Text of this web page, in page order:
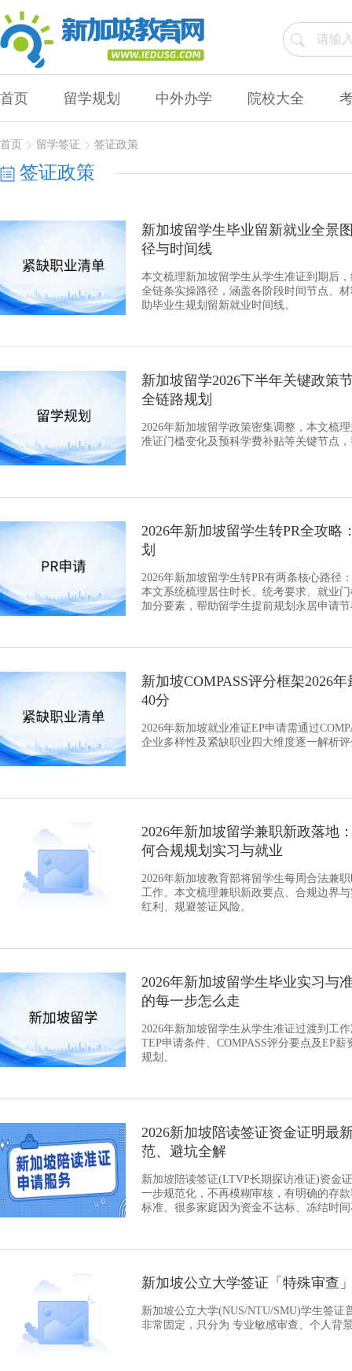
首页 留学规划 中外办学 院校大全
首页 留学签证 签证政策
签证政策
新加坡留学生毕业留新就业全景
径与时间线
本文梳理新加坡留学生从学生准证到期后
全链条实操路径，涵盖各阶段时间节点、
助毕业生规划留新就业时间线。
新加坡留学2026下半年关键政策
全链路规划
2026年新加坡留学政策密集调整，本文梳
准证门槛变化及预科学费补贴等关键节点
2026年新加坡留学生转PR全攻
划
2026年新加坡留学生转PR有两条核心路径
本文系统梳理居住时长、统考要求、就业
加分要素，帮助留学生提前规划永居申请
新加坡COMPASS评分框架2026
40分
2026年新加坡就业准证EP申请需通过
企业多样性及紧缺职业四大维度逐一解析
2026年新加坡留学兼职新政落地
何合规规划实习与就业
2026年新加坡教育部将留学生每周合法兼
工作。本文梳理兼职新政要点、合规边界
红利、规避签证风险。
2026年新加坡留学生毕业实习与
的每一步怎么走
2026年新加坡留学生从学生准证过渡到工
TEP申请条件、COMPASS评分要点及EP
规划。
2026新加坡陪读签证资金证明最
范、避坑全解
新加坡陪读签证(LTVP长期探访准证)资金
一步规范化，不再模糊审核，有明确的存
标准。很多家庭因为资金不达标、冻结时
新加坡公立大学签证「特殊审查
新加坡公立大学(NUS/NTU/SMU)学生签证
非常固定，只分为 专业敏感审查、个人背